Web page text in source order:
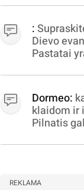
ieškokit
stadionų
:
Dievo
Pastatai
Dormeo:
klaidom ir
Pilnatis
REKLAMA